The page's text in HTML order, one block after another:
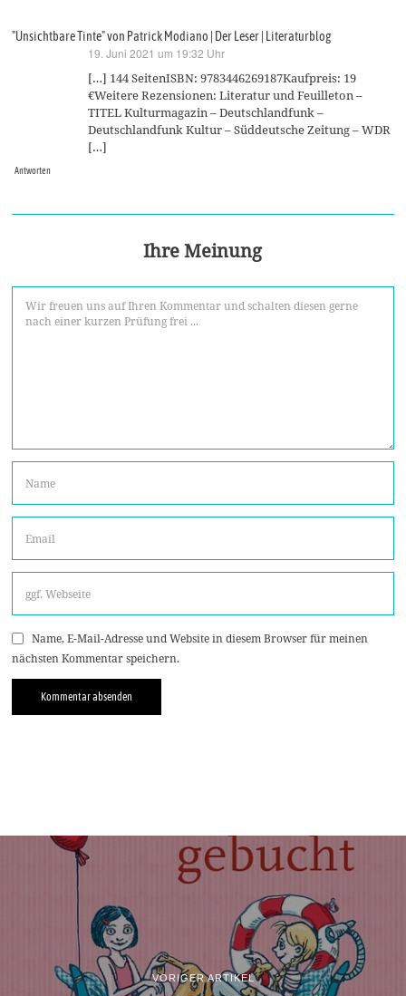
"Unsichtbare Tinte" von Patrick Modiano | Der Leser | Literaturblog
19. Juni 2021 um 19:32 Uhr
[…] 144 SeitenISBN: 9783446269187Kaufpreis: 19
€Weitere Rezensionen: Literatur und Feuilleton –
TITEL Kulturmagazin – Deutschlandfunk –
Deutschlandfunk Kultur – Süddeutsche Zeitung – WDR
[…]
Antworten
Ihre Meinung
Name, E-Mail-Adresse und Website in diesem Browser für meinen
nächsten Kommentar speichern.
VORIGER ARTIKEL